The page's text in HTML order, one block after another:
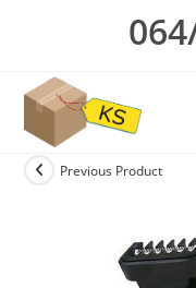
Previous Product